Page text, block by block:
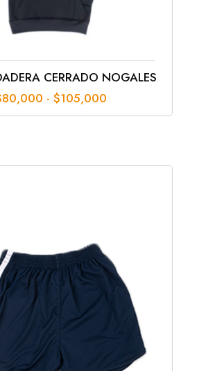
CERRADO NOGALES
80,000 - $105,000Rango
de
hasta